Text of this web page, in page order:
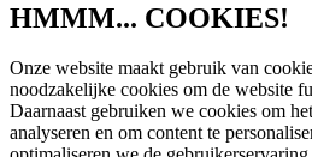
HMMM... COOKIES!
Onze website maakt gebruik van
noodzakelijke cookies om de website
Daarnaast gebruiken we cookies om
analyseren en om content te